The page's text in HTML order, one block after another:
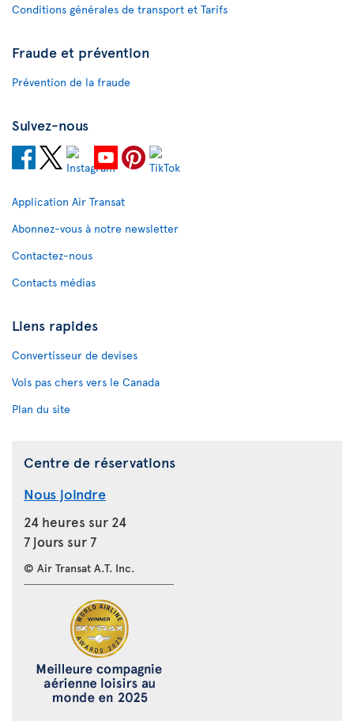
Conditions générales de transport et Tarifs
Fraude et prévention
Prévention de la fraude
Suivez-nous
Application Air Transat
Abonnez-vous à notre newsletter
Contactez-nous
Contacts médias
Liens rapides
Convertisseur de devises
Vols pas chers vers le Canada
Plan du site
Centre de réservations
Nous joindre
24 heures sur 24
7 jours sur 7
© Air Transat A.T. Inc.